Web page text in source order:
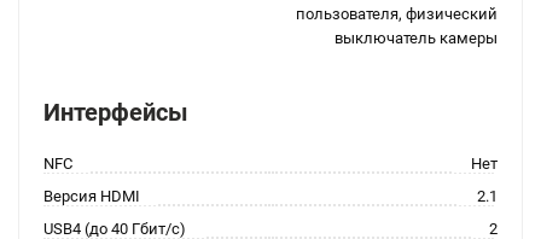
пользователя, физический
выключатель камеры
Интерфейсы
NFC
Нет
Версия HDMI
2.1
USB4 (до 40 Гбит/с)
2